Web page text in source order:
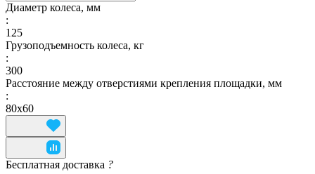
Диаметр колеса, мм
:
125
Грузоподъемность колеса, кг
:
300
Расстояние между отверстиями крепления площадки, мм
:
80х60
Бесплатная доставка ?